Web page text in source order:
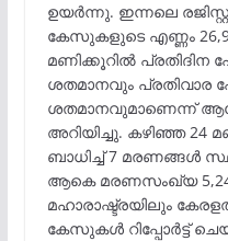
ഉയർന്നു. ഇന്നലെ
കേസുകളുടെ എണ്ണം
മണിക്കൂറിൽ പ്രതിദിന
ശതമാനവും പ്രതിവാര
ശതമാനവുമാണെന്ന്
അറിയിച്ചു. കഴിഞ്ഞ 24
ബാധിച്ച് 7 മരണങ്ങൾ
ആകെ മരണസംഖ്യ
മഹാരാഷ്ട്രയിലും
കേസുകൾ റിപ്പോർട്ട്